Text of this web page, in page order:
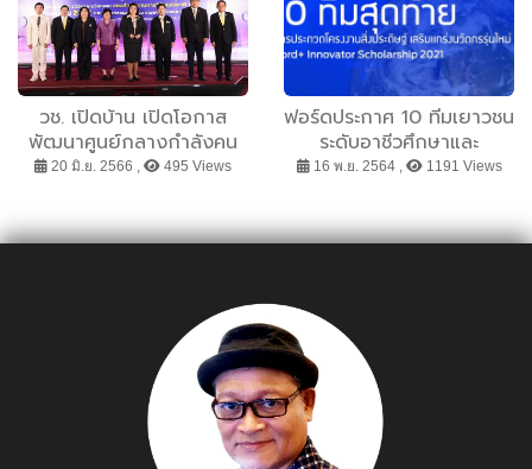
วช. เปิดบ้าน เปิดโอกาส
พัฒนาศูนย์กลางกำลังคน
ระดับสูง และศูนย์กลางการ
2023
20 มิ.ย. 2566 , 495 Views
ฟอร์ดประกาศ 10 ทีมเยาวชน
ระดับอาชีวศึกษาและ
อุดมศึกษา ผ่านเข้ารอบ
2021
16 พ.ย. 2564 , 1191 Views